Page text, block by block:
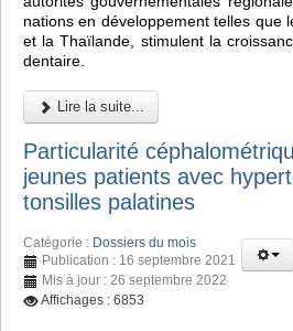
nations en développement telles que
et la Thaïlande, stimulent la
dentaire.
Lire la suite...
Particularité
jeunes patients avec
tonsilles palatines
Catégorie : Dossiers du mois
Publication : 16 septembre 2021
Mis à jour : 26 septembre 2022
Affichages : 6853